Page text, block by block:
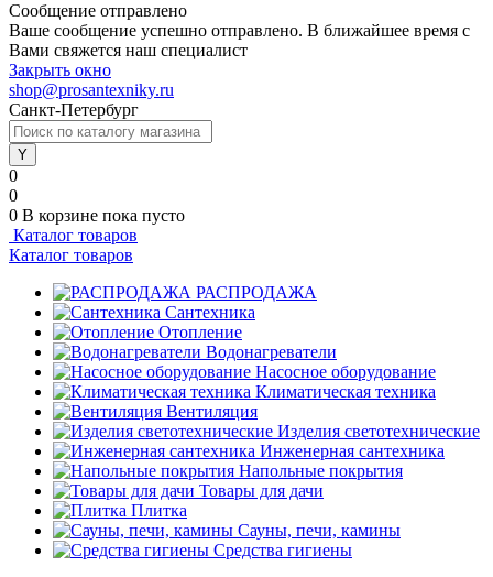
Сообщение отправлено
Ваше сообщение успешно отправлено. В ближайшее время с
Вами свяжется наш специалист
Закрыть окно
shop@prosantexniky.ru
Санкт-Петербург
0
0
0 В корзине пока пусто
Каталог товаров
Каталог товаров
РАСПРОДАЖА
Сантехника
Отопление
Водонагреватели
Насосное оборудование
Климатическая техника
Вентиляция
Изделия светотехнические
Инженерная сантехника
Напольные покрытия
Товары для дачи
Плитка
Сауны, печи, камины
Средства гигиены